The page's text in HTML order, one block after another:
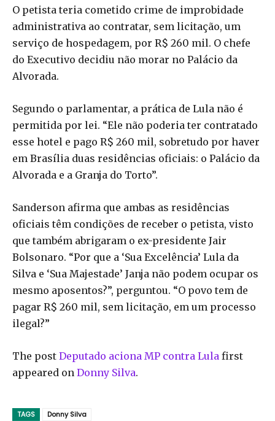
O petista teria cometido crime de improbidade
administrativa ao contratar, sem licitação, um
serviço de hospedagem, por R$ 260 mil. O chefe
do Executivo decidiu não morar no Palácio da
Alvorada.
Segundo o parlamentar, a prática de Lula não é
permitida por lei. “Ele não poderia ter contratado
esse hotel e pago R$ 260 mil, sobretudo por haver
em Brasília duas residências oficiais: o Palácio da
Alvorada e a Granja do Torto”.
Sanderson afirma que ambas as residências
oficiais têm condições de receber o petista, visto
que também abrigaram o ex-presidente Jair
Bolsonaro. “Por que a ‘Sua Excelência’ Lula da
Silva e ‘Sua Majestade’ Janja não podem ocupar os
mesmo aposentos?”, perguntou. “O povo tem de
pagar R$ 260 mil, sem licitação, em um processo
ilegal?”
The post Deputado aciona MP contra Lula first
appeared on Donny Silva.
TAGS Donny Silva